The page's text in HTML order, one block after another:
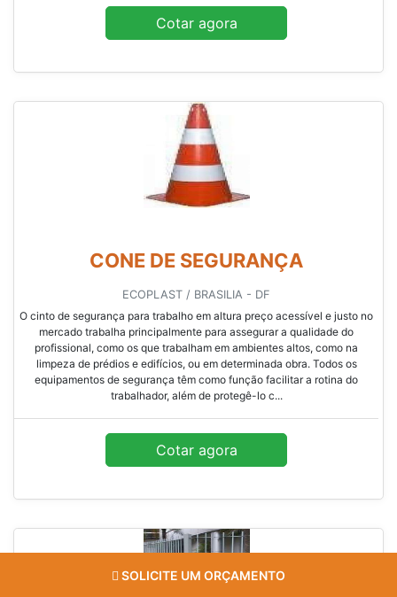
Cotar agora
CONE DE SEGURANÇA
ECOPLAST / BRASILIA - DF
O cinto de segurança para trabalho em altura preço acessível e justo no
mercado trabalha principalmente para assegurar a qualidade do
profissional, como os que trabalham em ambientes altos, como na
limpeza de prédios e edifícios, ou em determinada obra. Todos os
equipamentos de segurança têm como função facilitar a rotina do
trabalhador, além de protegê-lo c...
Cotar agora
SOLICITE UM ORÇAMENTO